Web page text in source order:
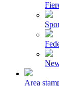
Area